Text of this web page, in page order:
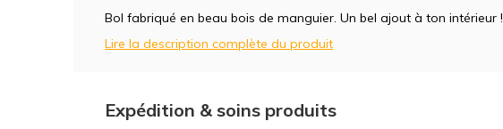
Bol fabriqué en beau bois de manguier. Un bel ajout à ton intérieur !
Lire la description complète du produit
Expédition & soins produits